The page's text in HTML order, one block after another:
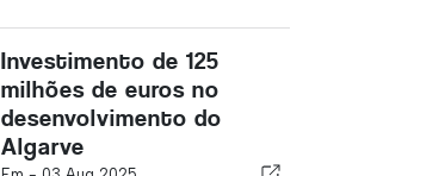
Investimento de 125
milhões de euros no
desenvolvimento do
Algarve